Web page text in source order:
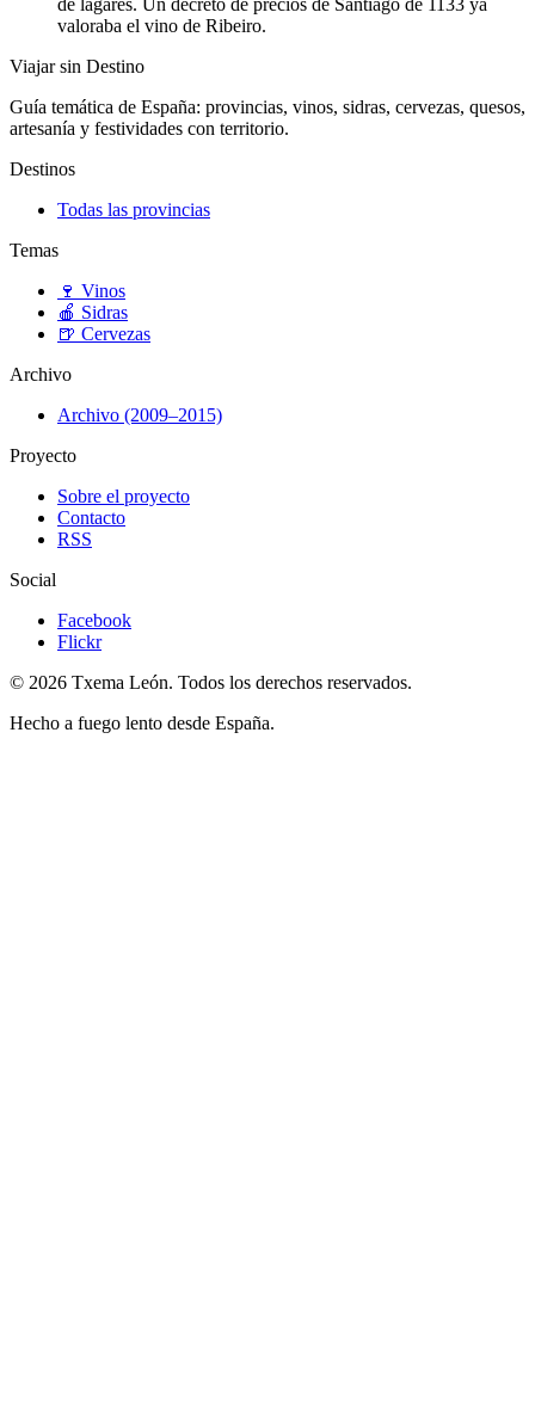
de lagares. Un decreto de precios de Santiago de 1133 ya
valoraba el vino de Ribeiro.
Viajar sin Destino
Guía temática de España: provincias, vinos, sidras, cervezas, quesos,
artesanía y festividades con territorio.
Destinos
Todas las provincias
Temas
🍷 Vinos
🍎 Sidras
🍺 Cervezas
Archivo
Archivo (2009–2015)
Proyecto
Sobre el proyecto
Contacto
RSS
Social
Facebook
Flickr
© 2026 Txema León. Todos los derechos reservados.
Hecho a fuego lento desde España.